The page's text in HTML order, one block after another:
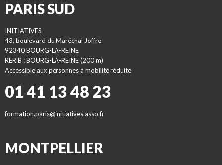
PARIS SUD
INITIATIVES
43, boulevard du Maréchal Joffre
92340 BOURG-LA-REINE
RER B : BOURG-LA-REINE (200 m)
Accessible aux personnes à mobilité réduite
01 41 13 48 23
formation.paris@initiatives.asso.fr
MONTPELLIER